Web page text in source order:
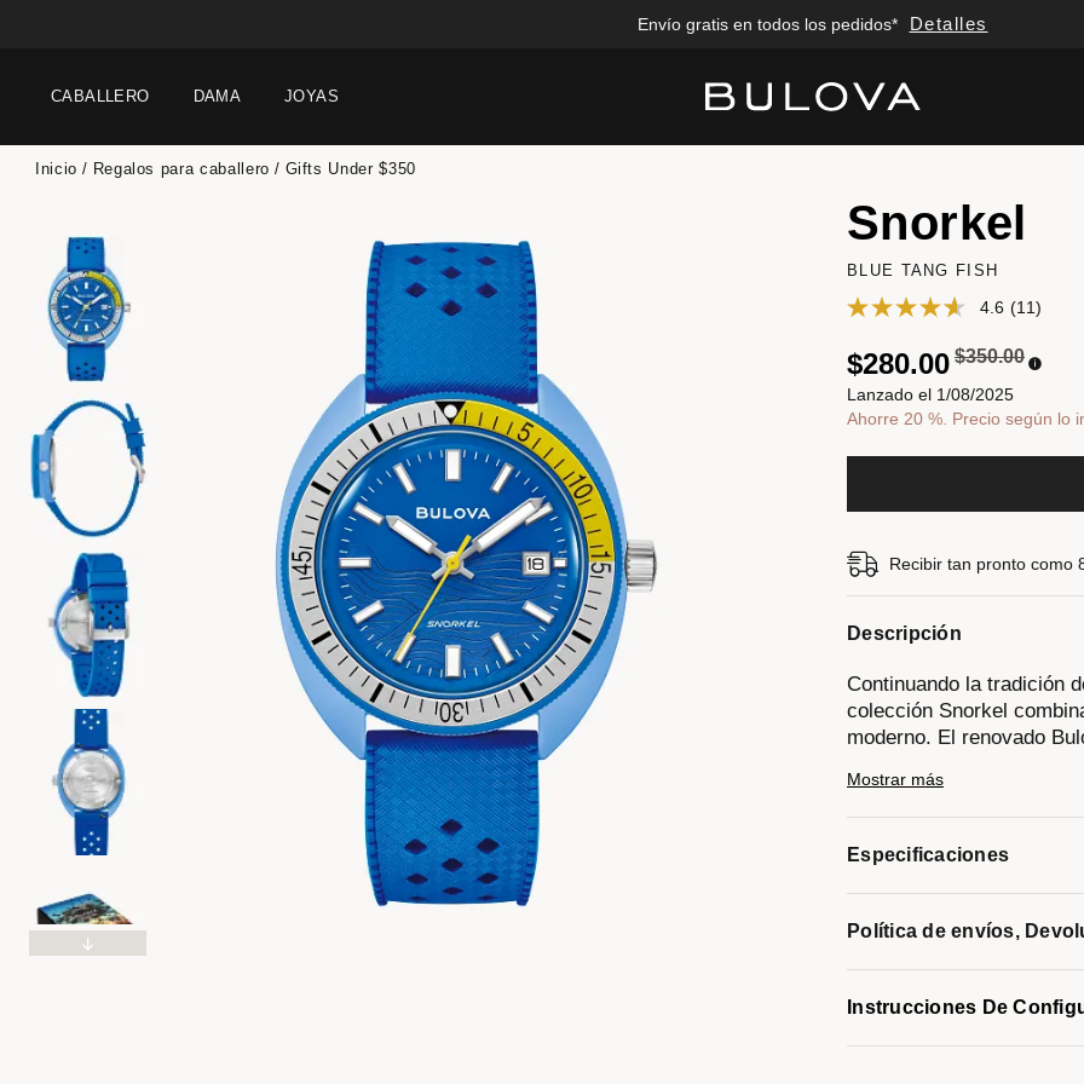
Envío gratis en todos los pedidos* Detalles
CABALLERO DAMA JOYAS
Inicio Regalos para caballero Gifts Under $350
Snorkel
BLUE TANG FISH
4.6 (11)
Precio
$350.00a
$280.00
Lanzado el 1/08/2025
Ahorre 20 %. Precio según lo
Recibir tan pronto como
Descripción
Continuando la tradición
colección Snorkel
moderno. El renovado
En tonos vibrantes
forma de caja retro
material compuesto que
esfera azul con patrón
combinan perfectamente
un fondo de caja grabado
luminiscente, indicador
Snorkel para hombre
Mostrar más
Especificaciones
Política de envíos,
Instrucciones De
Added to Manage Wishlist